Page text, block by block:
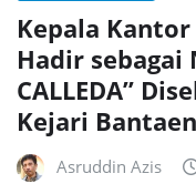
Kepala
Hadir sebagai
CALLEDA”
Kejari
Asruddin Azis